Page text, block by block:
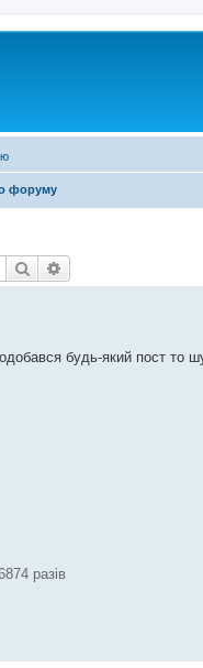
форуму
Пошук
будь-який пост то
разів